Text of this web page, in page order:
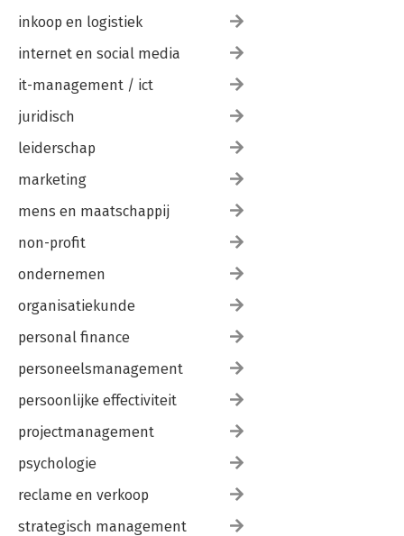
inkoop en logistiek
internet en social media
it-management / ict
juridisch
leiderschap
marketing
mens en maatschappij
non-profit
ondernemen
organisatiekunde
personal finance
personeelsmanagement
persoonlijke effectiviteit
projectmanagement
psychologie
reclame en verkoop
strategisch management